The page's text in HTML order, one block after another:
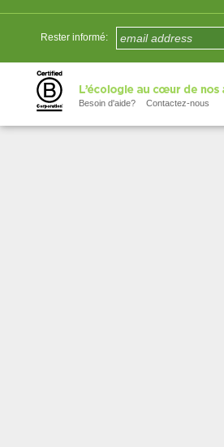
Rester informé:
Besoin d'aide? Contactez-nous